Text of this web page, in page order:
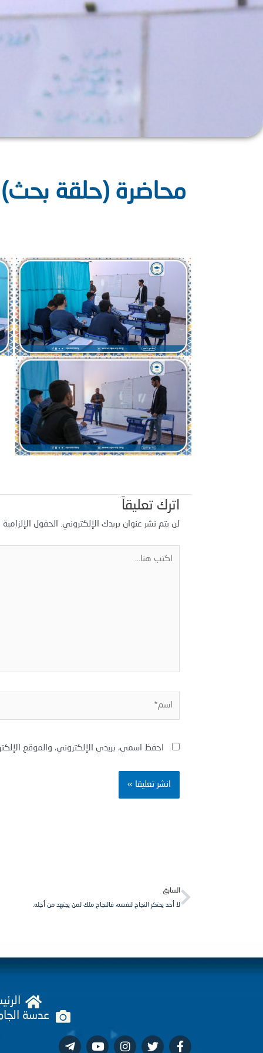
محاضرة (حلقة بحث)
اترك تعليقاً
لن يتم نشر عنوان بريدك الإلكتروني. الحقول
احفظ اسمي، بريدي الإلكتروني، والموقع
Prev
السابق
لا أحد يحتكر النجاح لنفسه، فالنجاح ملك لمن يجتهد من أجله.
عدسة
F
T
I
Y
T